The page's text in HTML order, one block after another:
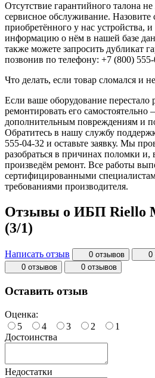
Отсутствие гарантийного талона
сервисное обслуживание.
приобретённого у нас устройства,
информацию о нём в нашей базе
также можете запросить дубликат
позвонив по телефону: +7 (800)
Что делать, если товар сломался и
Если ваше оборудование перестало
ремонтировать его
дополнительным повреждениям и
Обратитесь в нашу службу
555-04-32 и оставьте заявку. Мы
разобраться в причинах поломки и,
произведём ремонт. Все работы
сертифицированными
требованиями производителя.
Отзывы о ИБП Riello
(3/1)
Написать отзыв 0 отзывов 0
0 отзывов
0 отзывов
Оставить отзыв
Оценка:
5
4 3 2
1
Достоинства
Недостатки